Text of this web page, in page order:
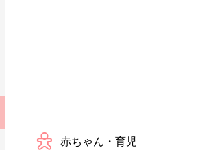
赤ちゃん・育児